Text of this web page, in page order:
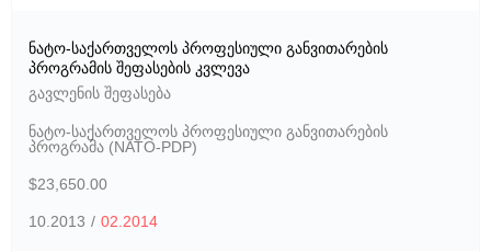
ნატო-საქართველოს პროფესიული განვითარების
პროგრამის შეფასების კვლევა
გავლენის შეფასება
ნატო-საქართველოს პროფესიული განვითარების
პროგრამა (NATO-PDP)
$23,650.00
10.2013 / 02.2014